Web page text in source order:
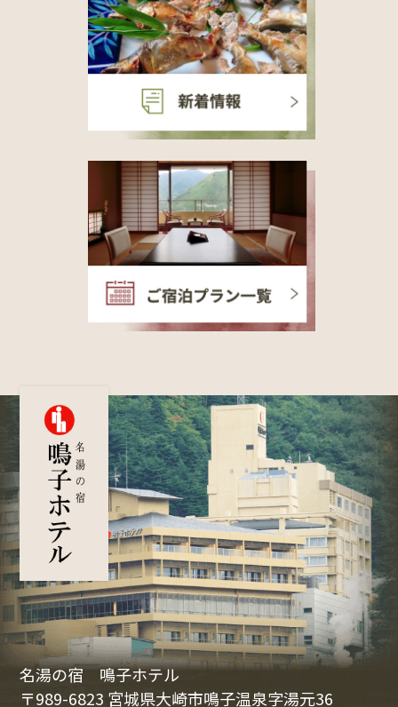
名湯の宿 鳴子ホテル
〒989-6823 宮城県大崎市鳴子温泉字湯元36